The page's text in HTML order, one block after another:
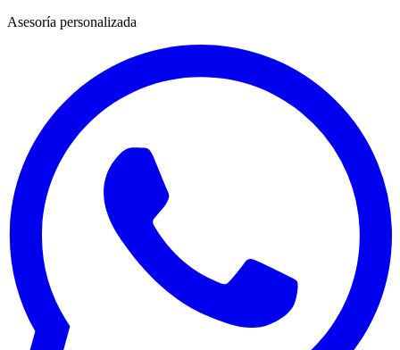
Asesoría personalizada